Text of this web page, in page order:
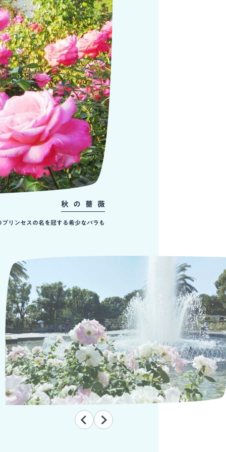
秋の薔薇
プリンセスの名を冠する希少なバラも
噴水
迫力満点の南大噴水